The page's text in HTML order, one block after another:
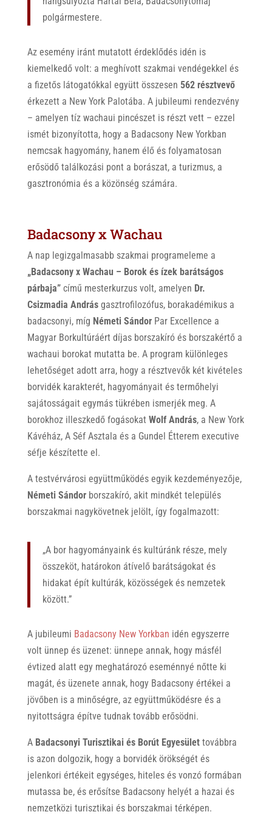
polgármestere.
Az esemény iránt mutatott érdeklődés idén is
kiemelkedő volt: a meghívott szakmai vendégekkel és
a fizetős látogatókkal együtt összesen 562 résztvevő
érkezett a New York Palotába. A jubileumi rendezvény
– amelyen tíz wachaui pincészet is részt vett – ezzel
ismét bizonyította, hogy a Badacsony New Yorkban
nemcsak hagyomány, hanem élő és folyamatosan
erősödő találkozási pont a borászat, a turizmus, a
gasztronómia és a közönség számára.
Badacsony x Wachau
A nap legizgalmasabb szakmai programeleme a
„Badacsony x Wachau – Borok és ízek barátságos
párbaja”című mesterkurzus volt, amelyen Dr.
Csizmadia Andrásgasztrofilozófus, borakadémikus a
badacsonyi, míg Németi SándorPar Excellence a
Magyar Borkultúráért díjas borszakíró és borszakértő a
wachaui borokat mutatta be. A program különleges
lehetőséget adott arra, hogy a résztvevők két kivételes
borvidék karakterét, hagyományait és termőhelyi
sajátosságait egymás tükrében ismerjék meg. A
borokhoz illeszkedő fogásokat Wolf András, a New York
Kávéház, A Séf Asztala és a Gundel Étterem executive
séfje készítette el.
A testvérvárosi együttműködés egyik kezdeményezője,
Németi Sándor borszakíró, akit mindkét település
borszakmai nagykövetnek jelölt, így fogalmazott:
„A bor hagyományaink és kultúránk része, mely
összeköt, határokon átívelő barátságokat és
hidakat épít kultúrák, közösségek és nemzetek
között.”
A jubileumi Badacsony New Yorkban idén egyszerre
volt ünnep és üzenet: ünnepe annak, hogy másfél
évtized alatt egy meghatározó eseménnyé nőtte ki
magát, és üzenete annak, hogy Badacsony értékei a
jövőben is a minőségre, az együttműködésre és a
nyitottságra építve tudnak tovább erősödni.
A Badacsonyi Turisztikai és Borút Egyesülettovábbra
is azon dolgozik, hogy a borvidék örökségét és
jelenkori értékeit egységes, hiteles és vonzó formában
mutassa be, és erősítse Badacsony helyét a hazai és
nemzetközi turisztikai és borszakmai térképen.